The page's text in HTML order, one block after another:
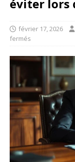
éviter lors
février 17, 2026
fermés